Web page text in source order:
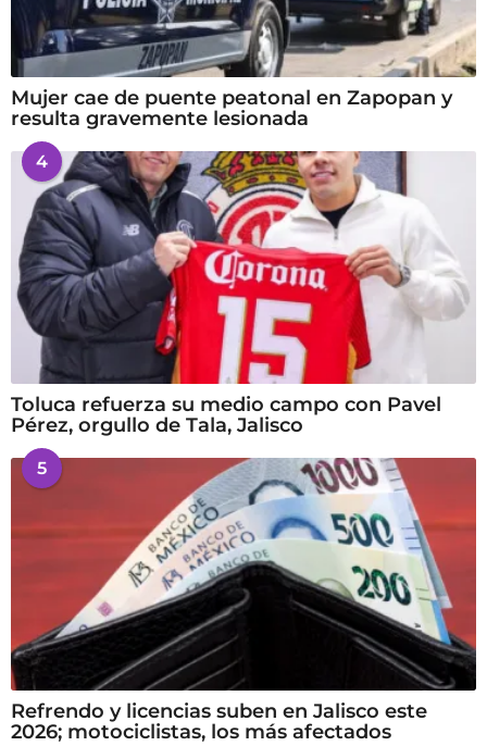
Mujer cae de puente peatonal en Zapopan y
resulta gravemente lesionada
4
Toluca refuerza su medio campo con Pavel
Pérez, orgullo de Tala, Jalisco
5
Refrendo y licencias suben en Jalisco este
2026; motociclistas, los más afectados